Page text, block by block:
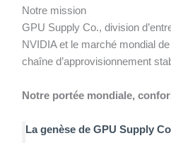
Notre mission
GPU Supply Co., division
NVIDIA et le marché mondial
chaîne d’approvisionnement
Notre portée mondiale,
La genèse de GPU Supply